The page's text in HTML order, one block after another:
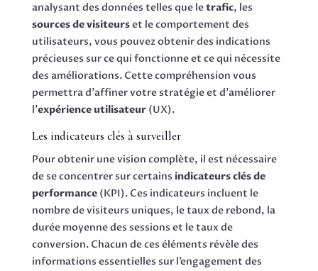
analysant des données telles que letrafic, les
sources de visiteurset le comportement des
utilisateurs, vous pouvez obtenir des indications
précieuses sur ce qui fonctionne et ce qui nécessite
des améliorations. Cette compréhension vous
permettra d’affiner votre stratégie et d’améliorer
l’expérience utilisateur(UX).
Les indicateurs clés à surveiller
Pour obtenir une vision complète, il est nécessaire
de se concentrer sur certains indicateurs clés de
performance(KPI). Ces indicateurs incluent le
nombre de visiteurs uniques, le taux de rebond, la
durée moyenne des sessions et le taux de
conversion. Chacun de ces éléments révèle des
informations essentielles sur l’engagement des